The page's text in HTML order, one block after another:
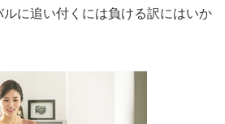
ルに追い付くには負ける訳にはいか